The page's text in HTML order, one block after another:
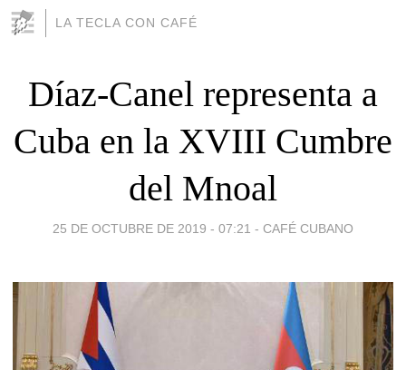
LA TECLA CON CAFÉ
Díaz-Canel representa a
Cuba en la XVIII Cumbre
del Mnoal
25 DE OCTUBRE DE 2019 - 07:21 - CAFÉ CUBANO